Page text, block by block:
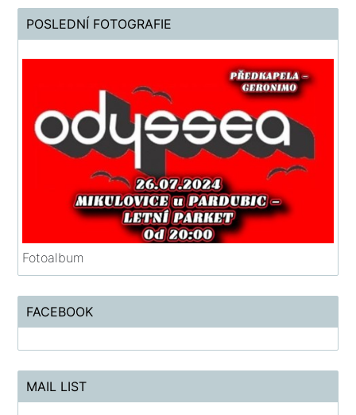
POSLEDNÍ FOTOGRAFIE
Fotoalbum
FACEBOOK
MAIL LIST